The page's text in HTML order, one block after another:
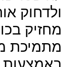
ולדחוק
מחזיק
מתמיכת
באמצעות